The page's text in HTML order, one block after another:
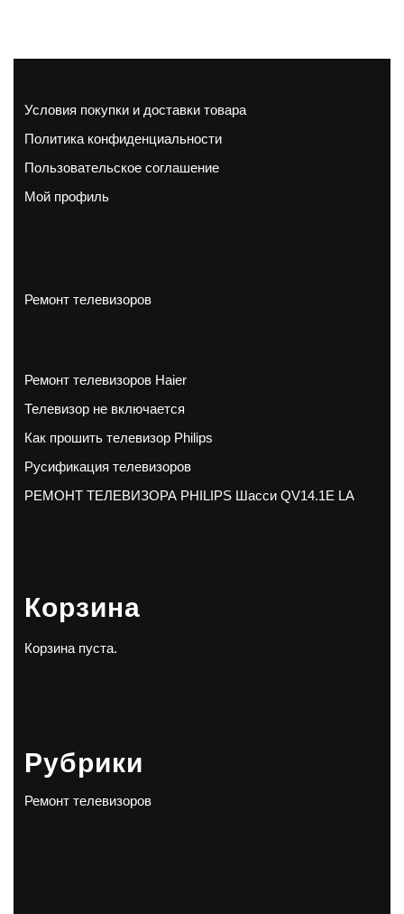
Условия покупки и доставки товара
Политика конфиденциальности
Пользовательское соглашение
Мой профиль
Ремонт телевизоров
Ремонт телевизоров Haier
Телевизор не включается
Как прошить телевизор Philips
Русификация телевизоров
РЕМОНТ ТЕЛЕВИЗОРА PHILIPS Шасси QV14.1E LA
Корзина
Корзина пуста.
Рубрики
Ремонт телевизоров